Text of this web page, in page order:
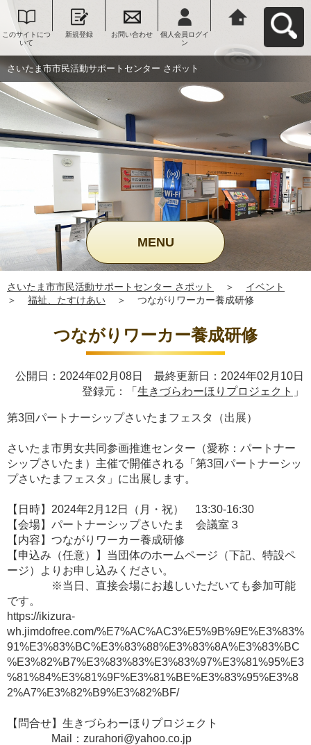
このサイトにつ
いて
新規登録 お問い合わせ
個人会員ログイ
ン
ンター さポット
へ戻る
さいたま市市民活動サポートセンター さポット
MENU
さいたま市市民活動サポートセンター さポット ＞
イベント
＞
福祉、たすけあい ＞ つながりワーカー養成研修
つながりワーカー養成研修
公開日：2024年02月08日 最終更新日：2024年02月10日
登録元：「 生きづらわーほりプロジェクト 」
第3回パートナーシップさいたまフェスタ（出展）
さいたま市男女共同参画推進センター（愛称：パートナー
シップさいたま）主催で開催される「第3回パートナーシッ
プさいたまフェスタ」に出展します。
【日時】2024年2月12日（月・祝） 13:30-16:30
【会場】パートナーシップさいたま 会議室３
【内容】つながりワーカー養成研修
【申込み（任意）】当団体のホームページ（下記、特設ペ
ージ）よりお申し込みください。
※当日、直接会場にお越しいただいても参加可能
です。
https://ikizura-
wh.jimdofree.com/%E7%AC%AC3%E5%9B%9E%E3%83%
91%E3%83%BC%E3%83%88%E3%83%8A%E3%83%BC
%E3%82%B7%E3%83%83%E3%83%97%E3%81%95%E3
%81%84%E3%81%9F%E3%81%BE%E3%83%95%E3%8
2%A7%E3%82%B9%E3%82%BF/
【問合せ】生きづらわーほりプロジェクト
Mail：zurahori@yahoo.co.jp